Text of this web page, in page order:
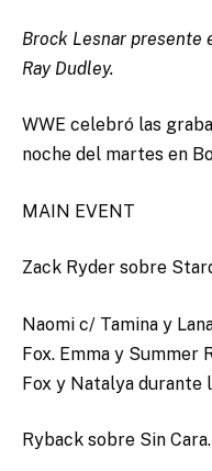
Brock Lesnar presente
Ray Dudley.
WWE celebró las
noche del martes en
MAIN EVENT
Zack Ryder sobre
Naomi c/ Tamina y
Fox. Emma y Summer
Fox y Natalya durante
Ryback sobre Sin Cara.